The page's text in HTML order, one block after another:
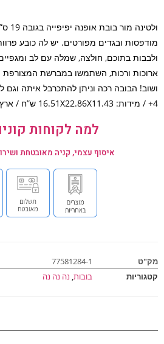
ולטינה מור בובת
ובגדים מפורטים. יש לה כובע פרוותי
ורכות, השתמשו במברשת המצורפת
הבובה רכה וניתן להתכרבל איתה וגם
למה לקוחות קונים
איסוף עצמי, קניה מאובטחת ושירות
77581284-1
בובות,נה נה נה